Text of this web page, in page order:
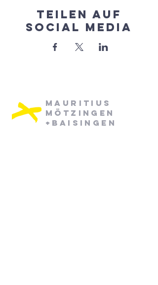
Teilen auf
Social Media
Mauritius
Mötzingen
+Baisingen